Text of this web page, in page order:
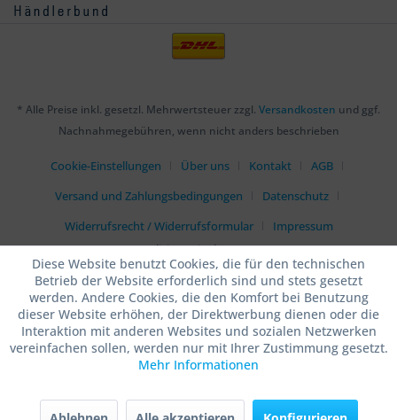
* Alle Preise inkl. gesetzl. Mehrwertsteuer zzgl. Versandkosten und ggf.
Nachnahmegebühren, wenn nicht anders beschrieben
Cookie-Einstellungen Über uns Kontakt
AGB
Versand und Zahlungsbedingungen
Datenschutz
Widerrufsrecht / Widerrufsformular
Impressum
Realisiert mit Shopware
Diese Website benutzt Cookies, die für den technischen
Betrieb der Website erforderlich sind und stets gesetzt
werden. Andere Cookies, die den Komfort bei Benutzung
dieser Website erhöhen, der Direktwerbung dienen oder die
Interaktion mit anderen Websites und sozialen Netzwerken
vereinfachen sollen, werden nur mit Ihrer Zustimmung gesetzt.
Mehr Informationen